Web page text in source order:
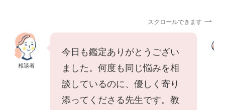
スクロールできます
相談者
今日も鑑定ありがとうござい
ました。何度も同じ悩みを相
談しているのに、優しく寄り
添ってくださる先生です。教